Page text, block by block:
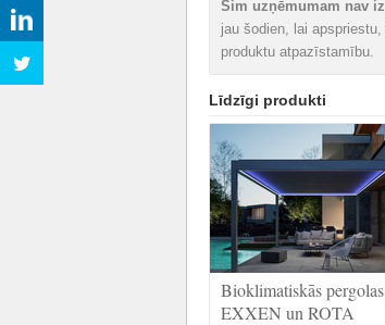
Šim uzņēmumam nav
jau šodien, lai
produktu atpazīstamību.
Līdzīgi produkti
Bioklimatiskās
EXXEN un ROTA